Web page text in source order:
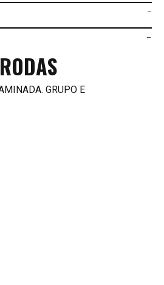
–
–
RODAS
GRUPO E